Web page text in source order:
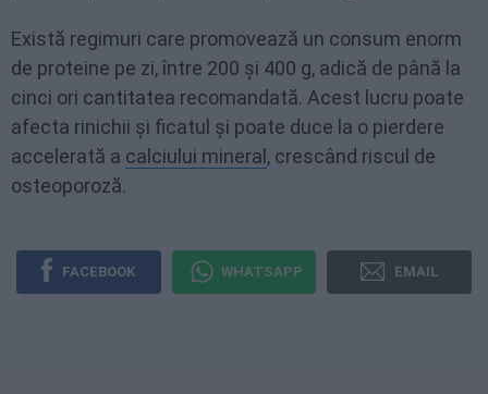
Există regimuri care promovează un consum enorm
de proteine pe zi, între 200 și 400 g, adică de până la
cinci ori cantitatea recomandată. Acest lucru poate
afecta rinichii și ficatul și poate duce la o pierdere
accelerată a calciului mineral, crescând riscul de
osteoporoză.
FACEBOOK WHATSAPP EMAIL